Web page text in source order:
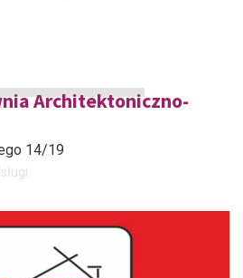
Architektoniczno-
14/19